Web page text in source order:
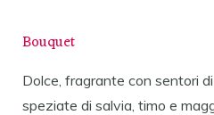
Bouquet
Dolce, fragrante con sentori
speziate di salvia, timo e